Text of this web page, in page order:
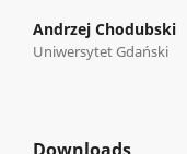
Andrzej Chodubski
Uniwersytet Gdański